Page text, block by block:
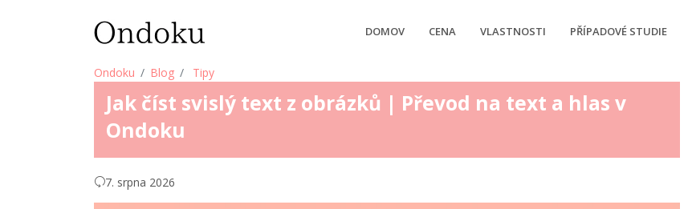
DOMOV CENA VLASTNOSTI PŘÍPADOVÉ STUDIE
Ondoku Blog Tipy
Jak číst svislý text z obrázků | Převod na text a hlas v
Ondoku
7. srpna 2026